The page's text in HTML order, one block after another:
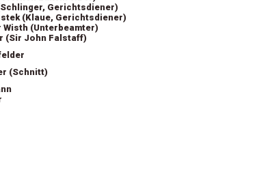
Gerichtsdiener)
(Klaue, Gerichtsdiener)
Wisth (Unterbeamter)
(Sir John Falstaff)
(Schnitt)